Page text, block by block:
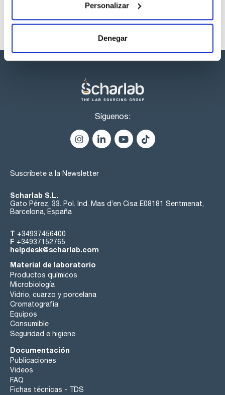
Personalizar
Denegar
Síguenos:
Suscríbete a la Newsletter
Scharlab S.L.
Gato Pérez, 33. Pol. Ind. Mas d’en Cisa E08181 Sentmenat,
Barcelona, España
T +34937456400
F +34937152765
helpdesk@scharlab.com
Material de laboratorio
Productos químicos
Microbiología
Vidrio, cuarzo y porcelana
Cromatografía
Equipos
Consumible
Seguridad e higiene
Documentación
Publicaciones
Videos
FAQ
Fichas técnicas - TDS